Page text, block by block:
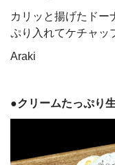
カリッと揚げたドー
ぷり入れてケチャッ
Araki
●クリームたっぷり